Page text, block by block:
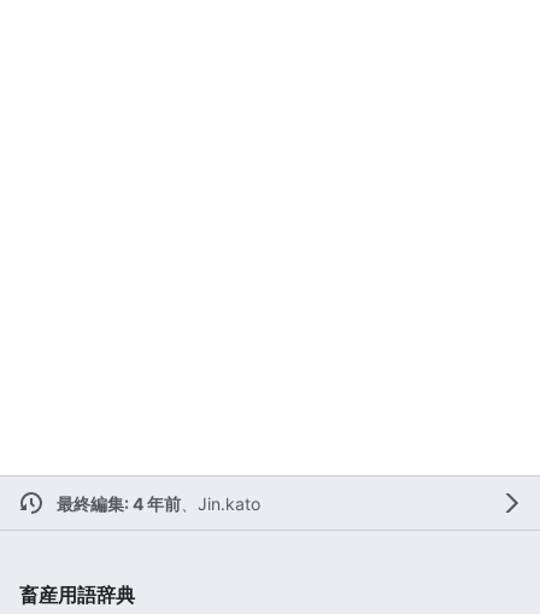
最終編集: 4 年前、 Jin.kato
畜産用語辞典